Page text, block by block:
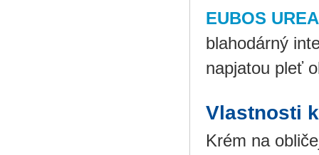
EUBOS
blahodárný
napjatou pleť
Vlastnosti
Krém na